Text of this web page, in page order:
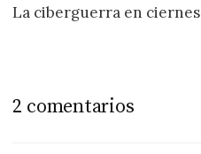
La ciberguerra en ciernes
2 comentarios